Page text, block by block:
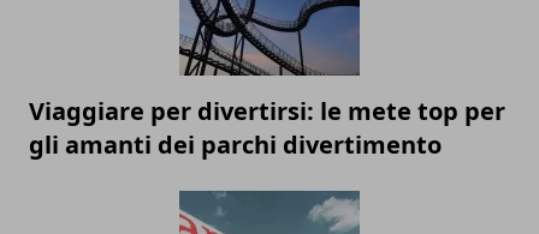
Viaggiare per divertirsi: le mete top per
gli amanti dei parchi divertimento